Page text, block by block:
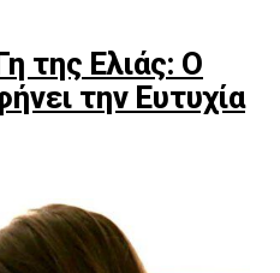
της Ελιάς: Ο
την Ευτυχία